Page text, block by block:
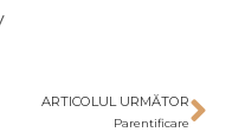
ARTICOLUL URMĂTOR
Parentificare